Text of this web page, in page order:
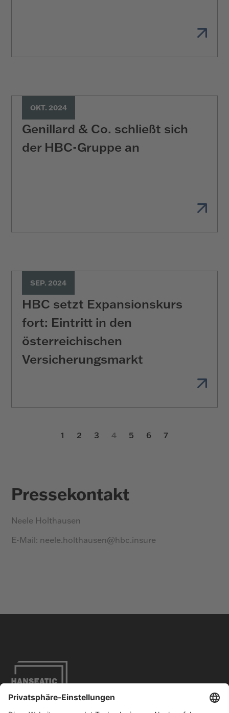
OKT. 2024
Genillard & Co. schließt sich
der HBC-Gruppe an
SEP. 2024
HBC setzt Expansionskurs
fort: Eintritt in den
österreichischen
Versicherungsmarkt
1 2 3 4 5 6 7
Pressekontakt
Neele Holthausen
E-Mail: neele.holthausen@hbc.insure